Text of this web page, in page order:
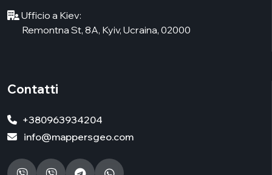
Ufficio a Kiev:
Remontna St, 8А, Kyiv, Ucraina, 02000
Contatti
+380963934204
info@mappersgeo.com